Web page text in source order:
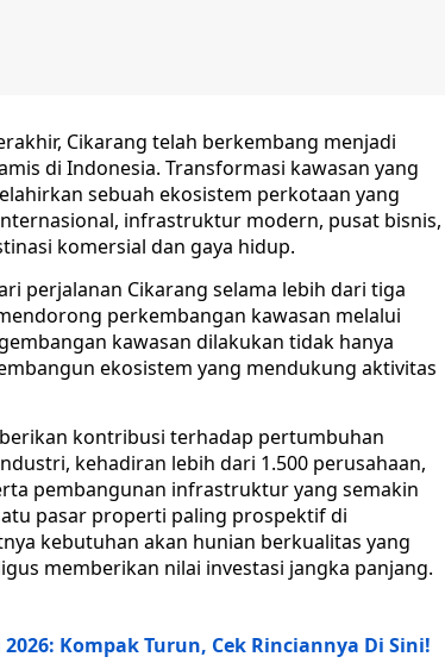
Cikarang telah berkembang menjadi
di Indonesia. Transformasi kawasan yang
sebuah ekosistem perkotaan yang
infrastruktur modern, pusat bisnis,
komersial dan gaya hidup.
perjalanan Cikarang selama lebih dari tiga
perkembangan kawasan melalui
kawasan dilakukan tidak hanya
ekosistem yang mendukung aktivitas
kontribusi terhadap pertumbuhan
kehadiran lebih dari 1.500 perusahaan,
pembangunan infrastruktur yang semakin
pasar properti paling prospektif di
kebutuhan akan hunian berkualitas yang
memberikan nilai investasi jangka panjang.
Kompak Turun, Cek Rinciannya Di Sini!